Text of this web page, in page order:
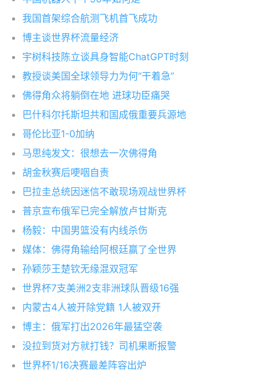
我国首架综合航测飞机首飞成功
博主谈世界杯流量经济
宇树科技陈立谈具身智能ChatGPT时刻
教授谈美国全球领导力为何“干着急”
佛得角众将躺倒在地 进球功臣痛哭
巴什科尔托斯坦共和国成俄重要兵源地
哥伦比亚1-0加纳
马思纯发文：很想去一次佛得角
胡金秋赛后哽咽自责
巴拉圭总统因迷信不敢现场观战世界杯
普京宣布俄军已完全解放卢甘斯克
杨毅：中国男篮没有内线杀伤
媒体：佛得角输给阿根廷赢了全世界
孙颖莎王楚钦无缘混双冠军
世界杯7支美洲2支非洲球队晋级16强
内蒙古4人被开除党籍 1人被双开
博主：俄军打出2026年最猛空袭
没拉到货对方就打钱？司机果断报警
世界杯1/16决赛最差阵容出炉